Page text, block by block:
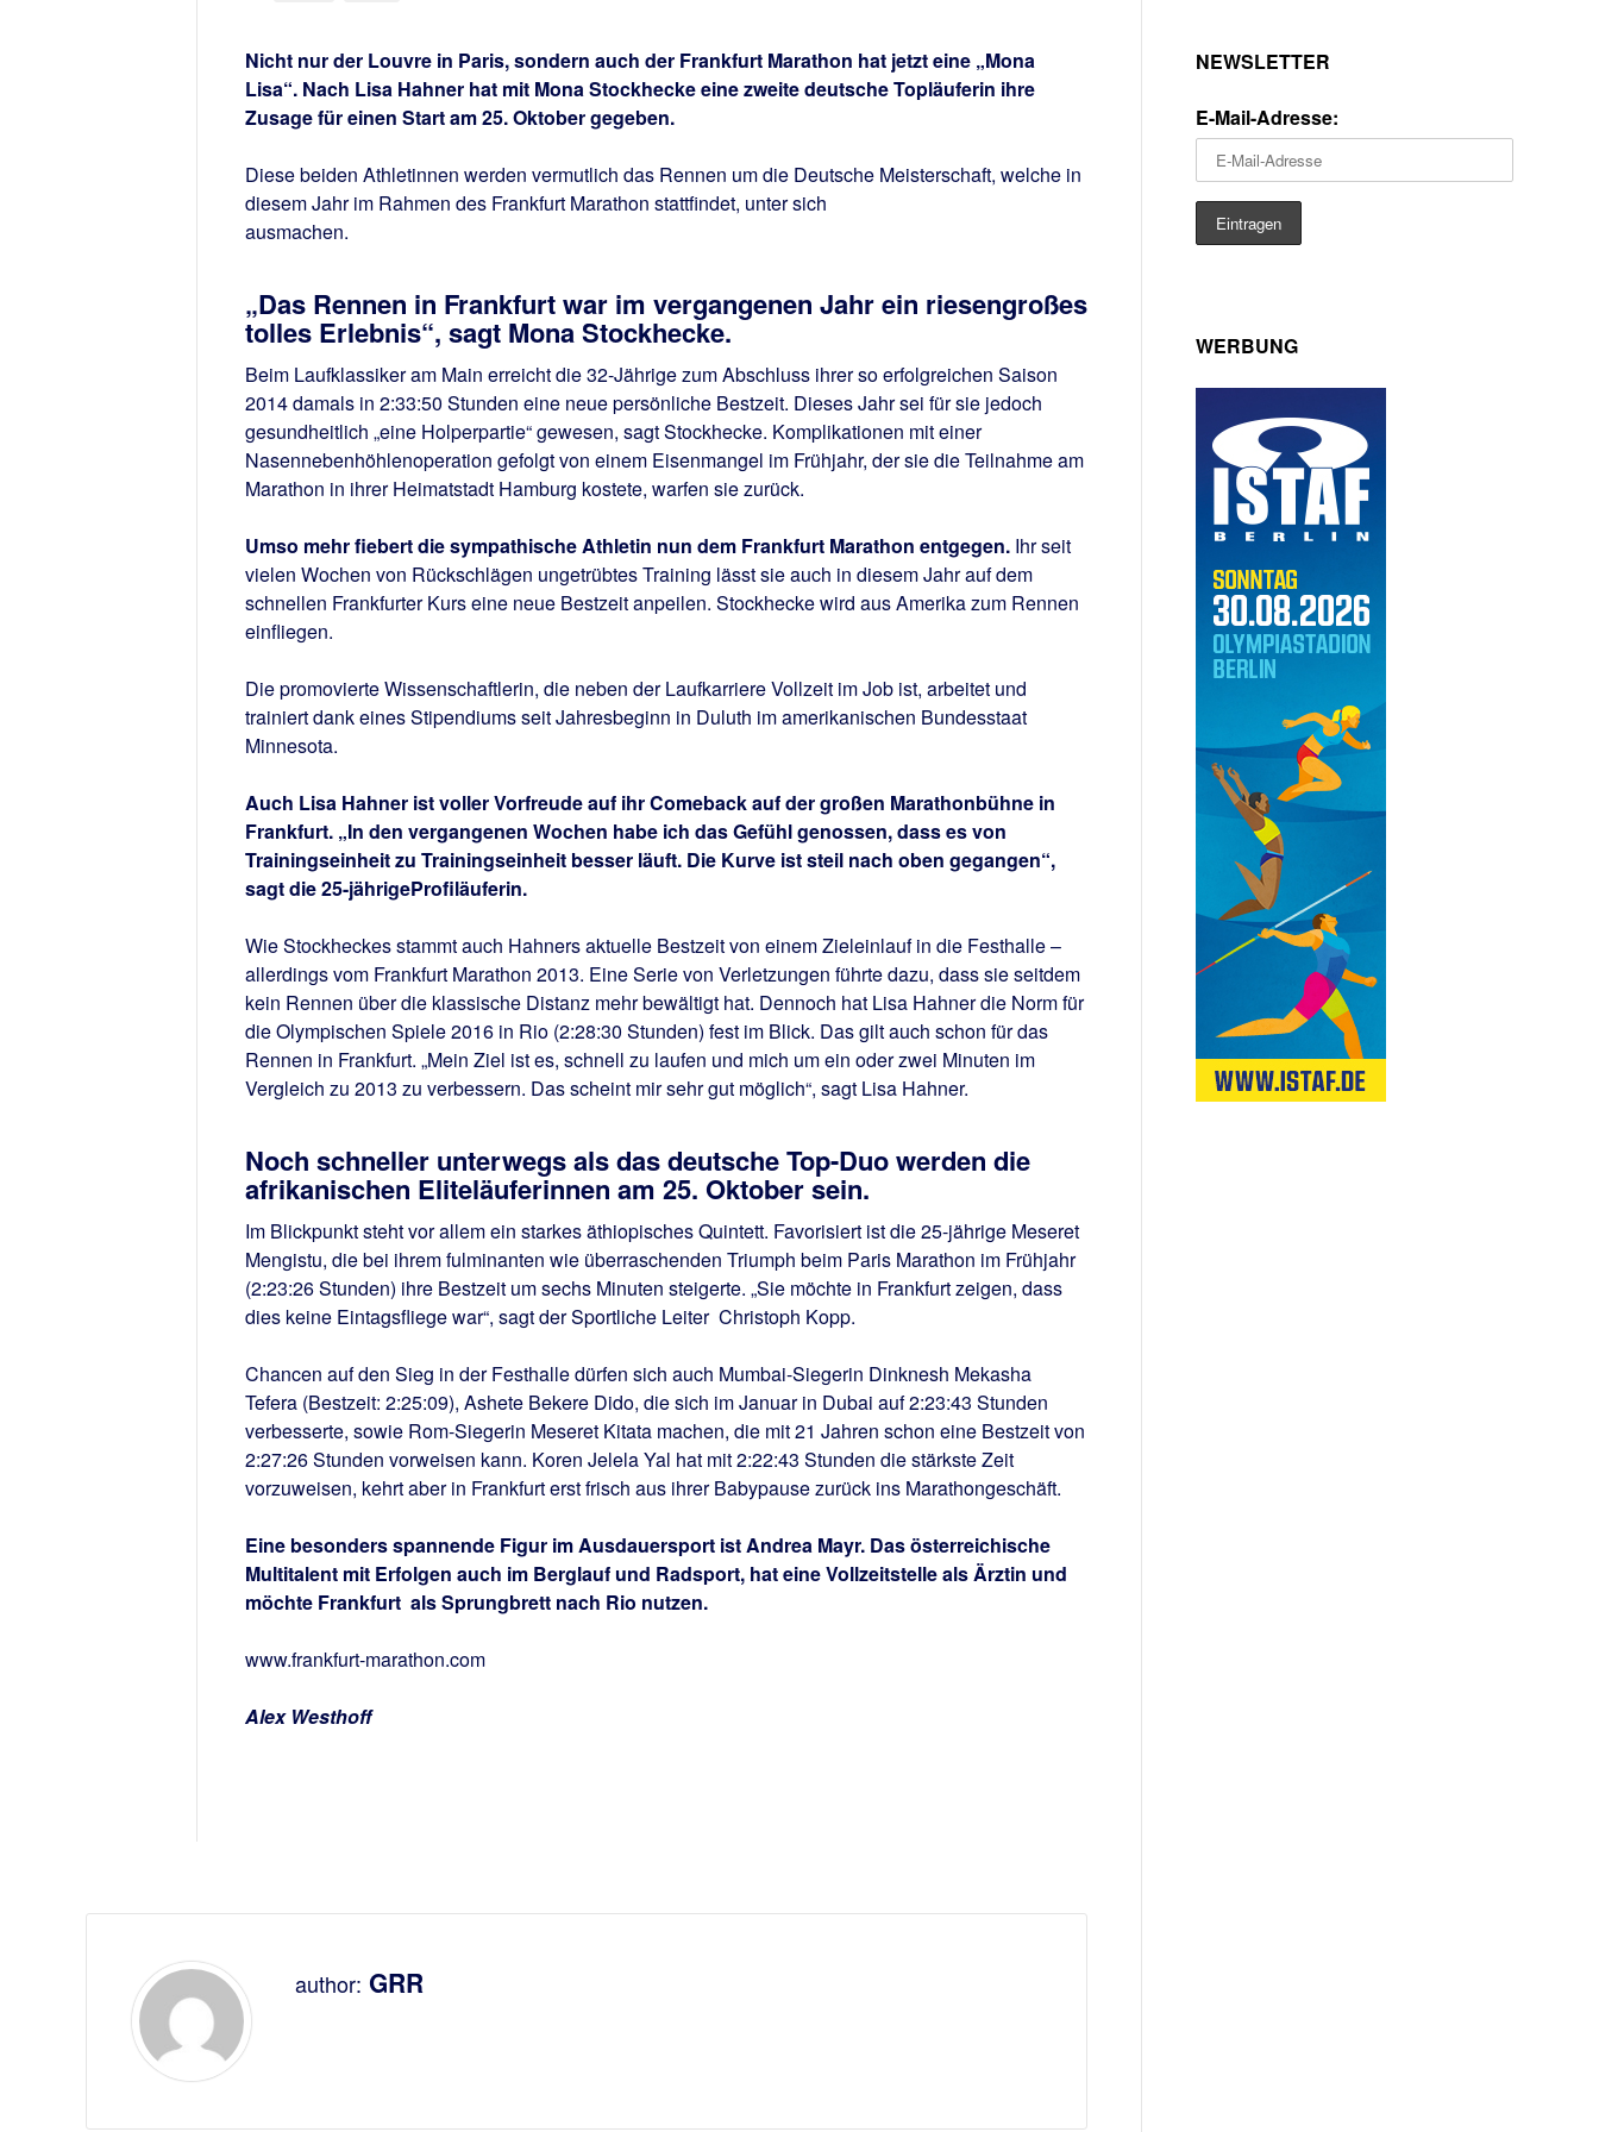
Nicht nur der Louvre in Paris, sondern auch der Frankfurt Marathon hat jetzt eine „Mona
Lisa“. Nach Lisa Hahner hat mit Mona Stockhecke eine zweite deutsche Topläuferin ihre
Zusage für einen Start am 25. Oktober gegeben.
Diese beiden Athletinnen werden vermutlich das Rennen um die Deutsche Meisterschaft, welche in
diesem Jahr im Rahmen des Frankfurt Marathon stattfindet, unter sich
ausmachen.
„Das Rennen in Frankfurt war im vergangenen Jahr ein riesengroßes
tolles Erlebnis“, sagt Mona Stockhecke.
Beim Laufklassiker am Main erreicht die 32-Jährige zum Abschluss ihrer so erfolgreichen Saison
2014 damals in 2:33:50 Stunden eine neue persönliche Bestzeit. Dieses Jahr sei für sie jedoch
gesundheitlich „eine Holperpartie“ gewesen, sagt Stockhecke. Komplikationen mit einer
Nasennebenhöhlenoperation gefolgt von einem Eisenmangel im Frühjahr, der sie die Teilnahme am
Marathon in ihrer Heimatstadt Hamburg kostete, warfen sie zurück.
Umso mehr fiebert die sympathische Athletin nun dem Frankfurt Marathon entgegen. Ihr seit
vielen Wochen von Rückschlägen ungetrübtes Training lässt sie auch in diesem Jahr auf dem
schnellen Frankfurter Kurs eine neue Bestzeit anpeilen. Stockhecke wird aus Amerika zum Rennen
einfliegen.
Die promovierte Wissenschaftlerin, die neben der Laufkarriere Vollzeit im Job ist, arbeitet und
trainiert dank eines Stipendiums seit Jahresbeginn in Duluth im amerikanischen Bundesstaat
Minnesota.
Auch Lisa Hahner ist voller Vorfreude auf ihr Comeback auf der großen Marathonbühne in
Frankfurt. „In den vergangenen Wochen habe ich das Gefühl genossen, dass es von
Trainingseinheit zu Trainingseinheit besser läuft. Die Kurve ist steil nach oben gegangen“,
sagt die 25-jährigeProfiläuferin.
Wie Stockheckes stammt auch Hahners aktuelle Bestzeit von einem Zieleinlauf in die Festhalle –
allerdings vom Frankfurt Marathon 2013. Eine Serie von Verletzungen führte dazu, dass sie seitdem
kein Rennen über die klassische Distanz mehr bewältigt hat. Dennoch hat Lisa Hahner die Norm für
die Olympischen Spiele 2016 in Rio (2:28:30 Stunden) fest im Blick. Das gilt auch schon für das
Rennen in Frankfurt. „Mein Ziel ist es, schnell zu laufen und mich um ein oder zwei Minuten im
Vergleich zu 2013 zu verbessern. Das scheint mir sehr gut möglich“, sagt Lisa Hahner.
Noch schneller unterwegs als das deutsche Top-Duo werden die
afrikanischen Eliteläuferinnen am 25. Oktober sein.
Im Blickpunkt steht vor allem ein starkes äthiopisches Quintett. Favorisiert ist die 25-jährige Meseret
Mengistu, die bei ihrem fulminanten wie überraschenden Triumph beim Paris Marathon im Frühjahr
(2:23:26 Stunden) ihre Bestzeit um sechs Minuten steigerte. „Sie möchte in Frankfurt zeigen, dass
dies keine Eintagsfliege war“, sagt der Sportliche Leiter Christoph Kopp.
Chancen auf den Sieg in der Festhalle dürfen sich auch Mumbai-Siegerin Dinknesh Mekasha
Tefera (Bestzeit: 2:25:09), Ashete Bekere Dido, die sich im Januar in Dubai auf 2:23:43 Stunden
verbesserte, sowie Rom-Siegerin Meseret Kitata machen, die mit 21 Jahren schon eine Bestzeit von
2:27:26 Stunden vorweisen kann. Koren Jelela Yal hat mit 2:22:43 Stunden die stärkste Zeit
vorzuweisen, kehrt aber in Frankfurt erst frisch aus ihrer Babypause zurück ins Marathongeschäft.
Eine besonders spannende Figur im Ausdauersport ist Andrea Mayr. Das österreichische
Multitalent mit Erfolgen auch im Berglauf und Radsport, hat eine Vollzeitstelle als Ärztin und
möchte Frankfurt als Sprungbrett nach Rio nutzen.
www.frankfurt-marathon.com
Alex Westhoff
author: GRR
NEWSLETTER
E-Mail-Adresse:
WERBUNG